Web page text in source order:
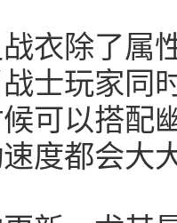
衣除了属
士玩家同
可以搭配
度都会大